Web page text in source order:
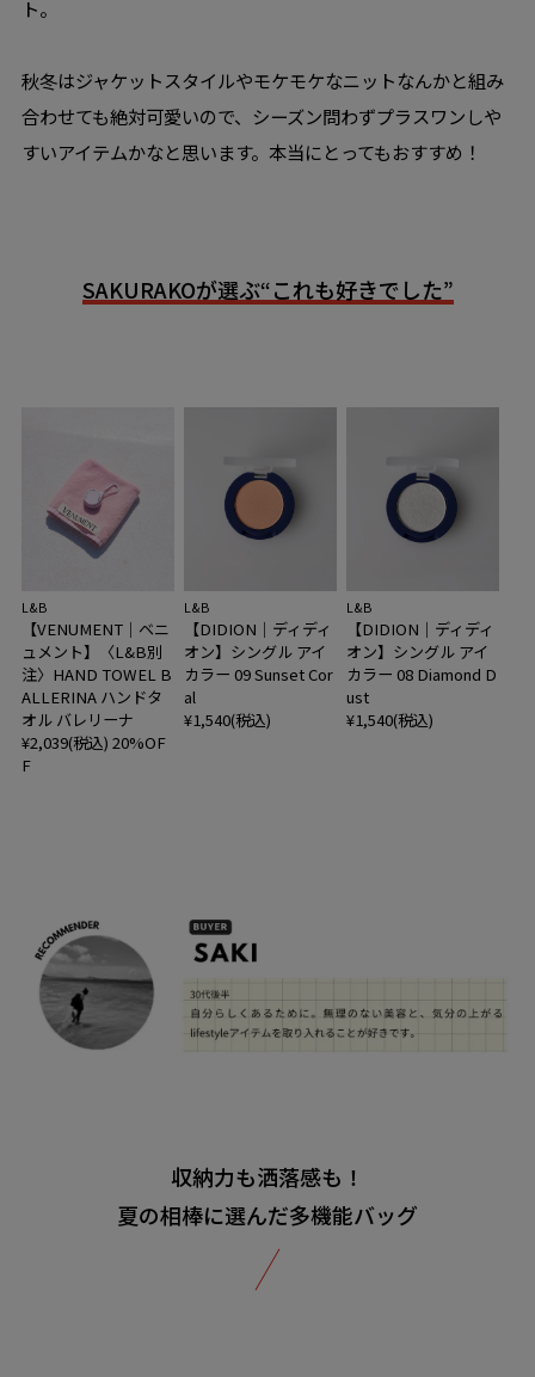
ト。
秋冬はジャケットスタイルやモケモケなニットなんかと組み
合わせても絶対可愛いので、シーズン問わずプラスワンしや
すいアイテムかなと思います。本当にとってもおすすめ！
SAKURAKOが選ぶ“これも好きでした”
L&B
【VENUMENT｜ベニ
ュメント】〈L&B別
注〉HAND TOWEL B
ALLERINA ハンドタ
オル バレリーナ
¥2,039(税込) 20%OF
F
L&B
【DIDION｜ディディ
オン】シングル アイ
カラー 09 Sunset Cor
al
¥1,540(税込)
L&B
【DIDION｜ディディ
オン】シングル アイ
カラー 08 Diamond D
ust
¥1,540(税込)
収納力も洒落感も！
夏の相棒に選んだ多機能バッグ